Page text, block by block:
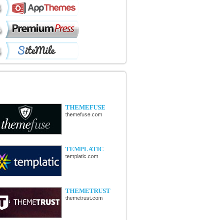
THEMEFUSE
themefuse.com
TEMPLATIC
templatic.com
THEMETRUST
themetrust.com